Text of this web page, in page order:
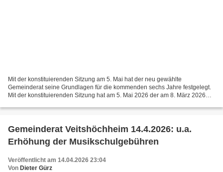
Mit der konstituierenden Sitzung am 5. Mai hat der neu gewählte
Gemeinderat seine Grundlagen für die kommenden sechs Jahre festgelegt.
Mit der konstituierenden Sitzung hat am 5. Mai 2026 der am 8. März 2026
Gemeinderat Veitshöchheim 14.4.2026: u.a.
Erhöhung der Musikschulgebühren
Veröffentlicht am 14.04.2026 23:04
Von Dieter Gürz